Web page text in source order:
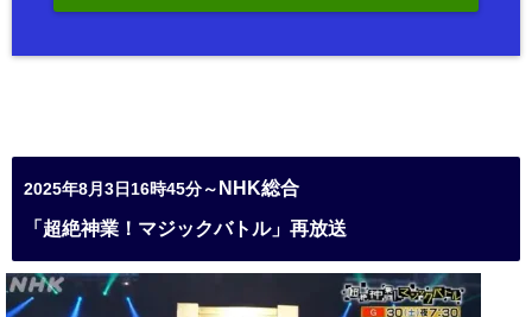
2025年8月3日16時45分～ NHK総合
「超絶神業！マジックバトル」再放送